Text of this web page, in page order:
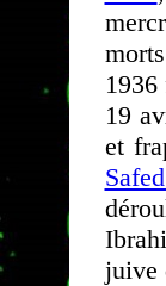
19
et
juive